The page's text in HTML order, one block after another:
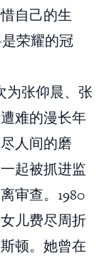
自己的生
荣耀的冠
为张仰晨、张
难的漫长年
人间的磨
起被抓进监
审查。1980
儿费尽周折
顿。她曾在